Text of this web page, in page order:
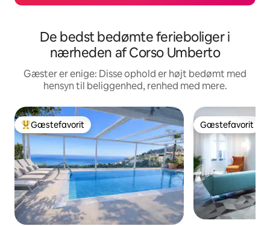
De bedst bedømte ferieboliger i
nærheden af Corso Umberto
Gæster er enige: Disse ophold er højt bedømt med
hensyn til beliggenhed, renhed med mere.
Bedste gæstefavorit
Gæstefavorit Gæstefavorit
Gæstefavorit